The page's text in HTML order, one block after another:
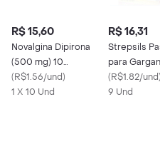
R$ 15,60
Novalgina Dipirona
(500 mg) 10
Comprimidos
(R$1.56/und)
1 X 10 Und
R$ 16,31
Strepsils
para
Limão 8
(R$1.82/und)
9 Und